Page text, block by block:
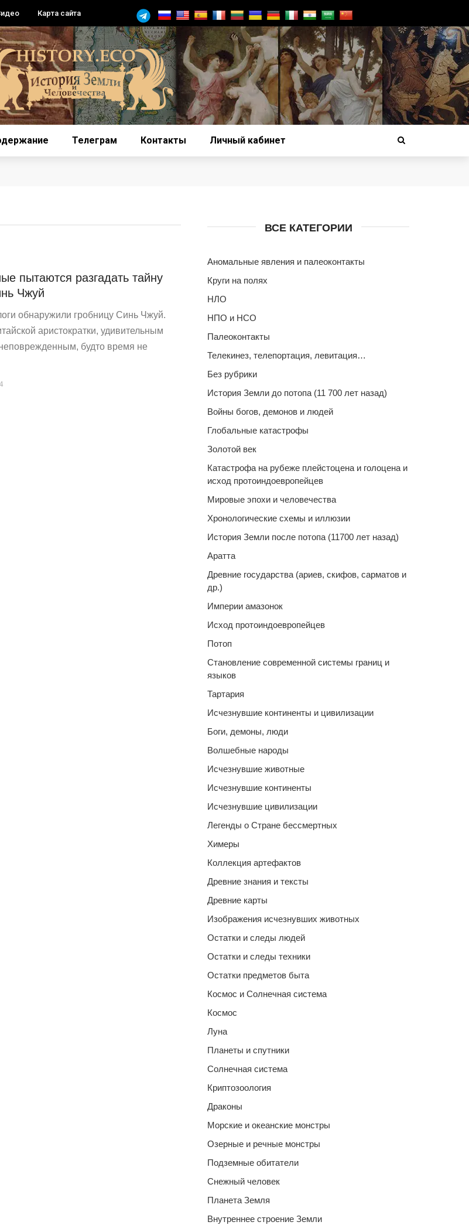
Карта сайта
Телеграм Контакты Личный кабинет
пытаются разгадать тайну
Чжуй
обнаружили гробницу Синь Чжуй.
аристократки, удивительным
будто время не
ВСЕ КАТЕГОРИИ
Аномальные явления и палеоконтакты
Круги на полях
НЛО
НПО и НСО
Палеоконтакты
Телекинез, телепортация, левитация…
Без рубрики
История Земли до потопа (11 700 лет назад)
Войны богов, демонов и людей
Глобальные катастрофы
Золотой век
Катастрофа на рубеже плейстоцена и голоцена и
исход протоиндоевропейцев
Мировые эпохи и человечества
Хронологические схемы и иллюзии
История Земли после потопа (11700 лет назад)
Аратта
Древние государства (ариев, скифов, сарматов и
др.)
Империи амазонок
Исход протоиндоевропейцев
Потоп
Становление современной системы границ и
языков
Тартария
Исчезнувшие континенты и цивилизации
Боги, демоны, люди
Волшебные народы
Исчезнувшие животные
Исчезнувшие континенты
Исчезнувшие цивилизации
Легенды о Стране бессмертных
Химеры
Коллекция артефактов
Древние знания и тексты
Древние карты
Изображения исчезнувших животных
Остатки и следы людей
Остатки и следы техники
Остатки предметов быта
Космос и Солнечная система
Космос
Луна
Планеты и спутники
Солнечная система
Криптозоология
Драконы
Морские и океанские монстры
Озерные и речные монстры
Подземные обитатели
Снежный человек
Планета Земля
Внутреннее строение Земли